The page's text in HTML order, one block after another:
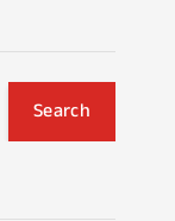
Search